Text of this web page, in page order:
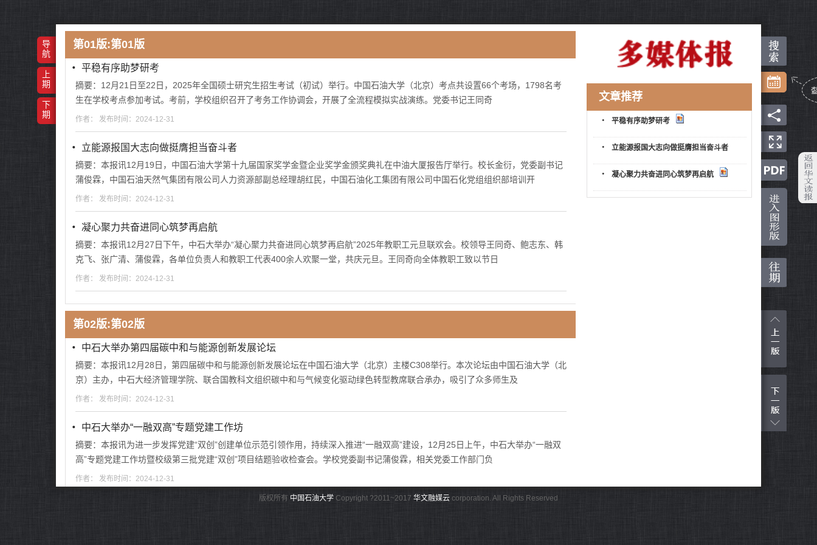
第01版:第01版
・ 平稳有序助梦研考
摘要：12月21日至22日，2025年全国硕士研究生招生考试（初试）举行。中国石油大学（北京）考点共设置66个考场，1798名考
生在学校考点参加考试。考前，学校组织召开了考务工作协调会，开展了全流程模拟实战演练。党委书记王同奇
作者： 发布时间：2024-12-31
・ 立能源报国大志向做挺膺担当奋斗者
摘要：本报讯12月19日，中国石油大学第十九届国家奖学金暨企业奖学金颁奖典礼在中油大厦报告厅举行。校长金衍，党委副书记
蒲俊霖，中国石油天然气集团有限公司人力资源部副总经理胡红民，中国石油化工集团有限公司中国石化党组组织部培训开
作者： 发布时间：2024-12-31
・ 凝心聚力共奋进同心筑梦再启航
摘要：本报讯12月27日下午，中石大举办“凝心聚力共奋进同心筑梦再启航”2025年教职工元旦联欢会。校领导王同奇、鲍志东、韩
克飞、张广清、蒲俊霖，各单位负责人和教职工代表400余人欢聚一堂，共庆元旦。王同奇向全体教职工致以节日
作者： 发布时间：2024-12-31
第02版:第02版
・ 中石大举办第四届碳中和与能源创新发展论坛
摘要：本报讯12月28日，第四届碳中和与能源创新发展论坛在中国石油大学（北京）主楼C308举行。本次论坛由中国石油大学（北
京）主办，中石大经济管理学院、联合国教科文组织碳中和与气候变化驱动绿色转型教席联合承办，吸引了众多师生及
作者： 发布时间：2024-12-31
・ 中石大举办“一融双高”专题党建工作坊
摘要：本报讯为进一步发挥党建“双创”创建单位示范引领作用，持续深入推进“一融双高”建设，12月25日上午，中石大举办“一融双
高”专题党建工作坊暨校级第三批党建“双创”项目结题验收检查会。学校党委副书记蒲俊霖，相关党委工作部门负
作者： 发布时间：2024-12-31
文章推荐
・ 平稳有序助梦研考
・ 立能源报国大志向做挺膺担当奋斗者
・ 凝心聚力共奋进同心筑梦再启航
导
航
上
期
下
期
版权所有 中国石油大学 Copyright ?2011~2017 华文融媒云 corporation. All Rights Reserved